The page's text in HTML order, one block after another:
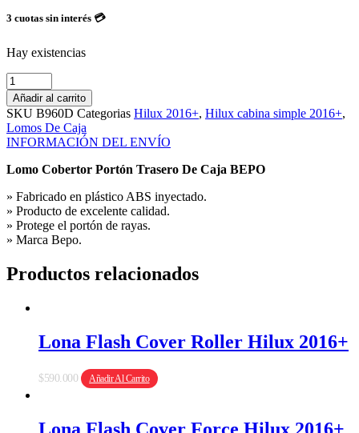
3 cuotas sin interés 💳
Hay existencias
Lomo
De
Portón
Bepo
Para
Hilux
2016+
Añadir al carrito
SKU B960D Categorias Hilux 2016+, Hilux cabina simple 2016+,
Lomos De Caja
INFORMACIÓN DEL ENVÍO
Lomo Cobertor Portón Trasero De Caja BEPO
» Fabricado en plástico ABS inyectado.
» Producto de excelente calidad.
» Protege el portón de rayas.
» Marca Bepo.
Productos relacionados
Lona Flash Cover Roller Hilux 2016+
$590.000 Añadir Al Carrito
Lona Flash Cover Force Hilux 2016+